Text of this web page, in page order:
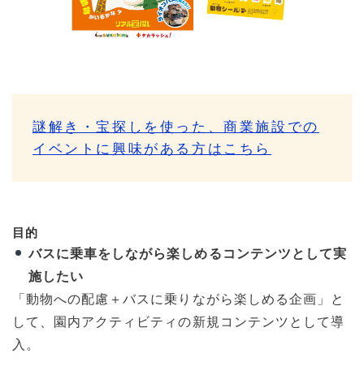
謎解き・宝探しを使った、商業施設での
イベントに興味がある方はこちら
目的
バスに乗車をしながら楽しめるコンテンツとして実
施したい
「動物への配慮＋バスに乗りながら楽しめる企画」と
して、園内アクティビティの新規コンテンツとして導
入。